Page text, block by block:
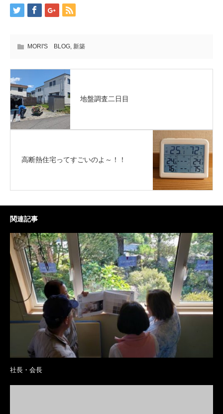
MORI'S BLOG, 新築
地盤調査二日目
高断熱住宅ってすごいのよ～！！
関連記事
社長・会長